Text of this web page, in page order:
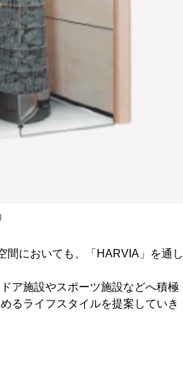
間においても、「HARVIA」を通し
ア施設やスポーツ施設などへ積極
るライフスタイルを提案していき